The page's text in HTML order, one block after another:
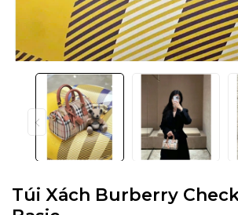
Túi Xách Burberry